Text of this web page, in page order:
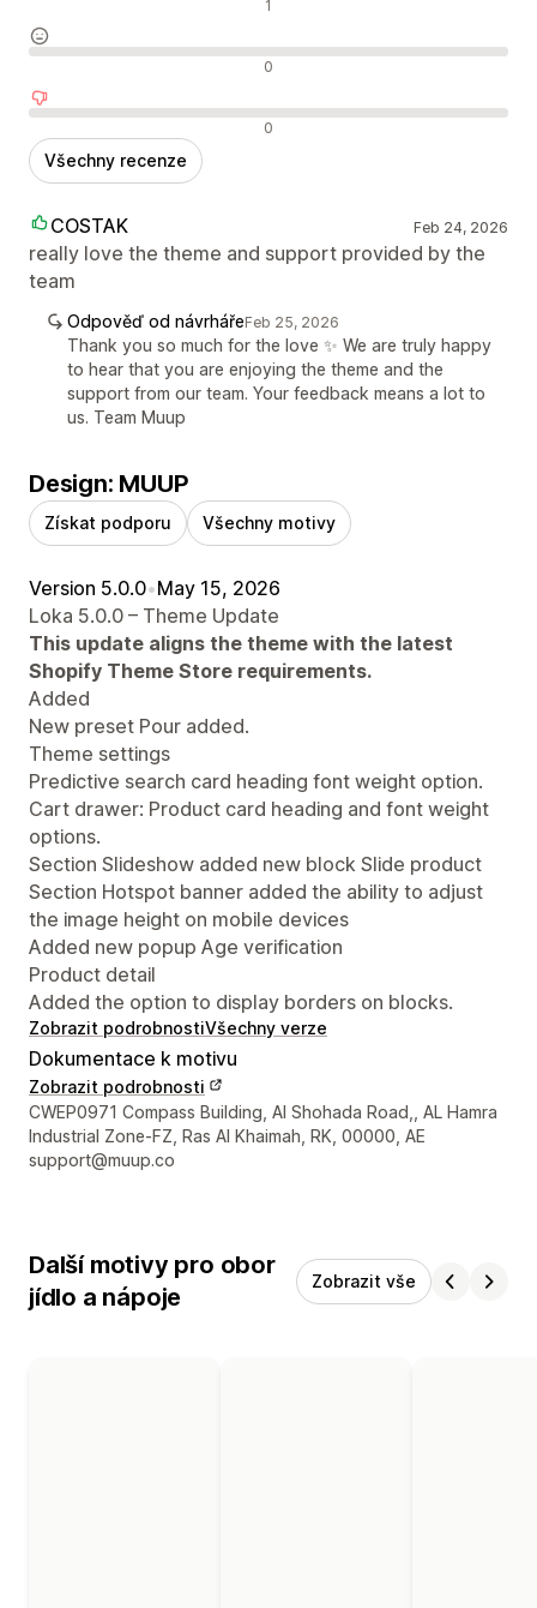
1
0
0
Všechny recenze
COSTAK Feb 24, 2026
really love the theme and support provided by the
team
Odpověď od návrhářeFeb 25, 2026
Thank you so much for the love ✨ We are truly happy
to hear that you are enjoying the theme and the
support from our team. Your feedback means a lot to
us. Team Muup
Design: MUUP
Získat podporu Všechny motivy
Version 5.0.0•May 15, 2026
Loka 5.0.0 – Theme Update
This update aligns the theme with the latest
Shopify Theme Store requirements.
Added
New preset Pour added.
Theme settings
Predictive search card heading font weight option.
Cart drawer: Product card heading and font weight
options.
Section Slideshow added new block Slide product
Section Hotspot banner added the ability to adjust
the image height on mobile devices
Added new popup Age verification
Product detail
Added the option to display borders on blocks.
Zobrazit podrobnostiVšechny verze
Dokumentace k motivu
Zobrazit podrobnosti
Kontaktní údaje designéra
CWEP0971 Compass Building, Al Shohada Road,, AL Hamra
Industrial Zone-FZ, Ras Al Khaimah, RK, 00000, AE
support@muup.co
Další motivy pro obor
jídlo a nápoje
Zobrazit vše